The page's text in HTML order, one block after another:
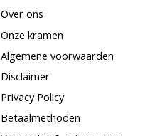
Over ons
Onze kramen
Algemene voorwaarden
Disclaimer
Privacy Policy
Betaalmethoden